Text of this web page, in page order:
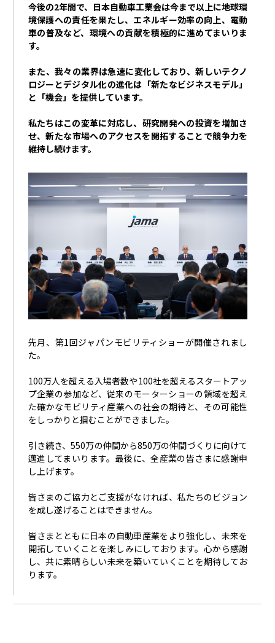
今後の2年間で、日本自動車工業会は今まで以上に地球環
境保護への責任を果たし、エネルギー効率の向上、電動
車の普及など、環境への貢献を積極的に進めてまいりま
す。
また、我々の業界は急速に変化しており、新しいテクノ
ロジーとデジタル化の進化は「新たなビジネスモデル」
と「機会」を提供しています。
私たちはこの変革に対応し、研究開発への投資を増加さ
せ、新たな市場へのアクセスを開拓することで競争力を
維持し続けます。
先月、第1回ジャパンモビリティショーが開催されまし
た。
100万人を超える入場者数や100社を超えるスタートアッ
プ企業の参加など、従来のモーターショーの領域を超え
た確かなモビリティ産業への社会の期待と、その可能性
をしっかりと掴むことができました。
引き続き、550万の仲間から850万の仲間づくりに向けて
邁進してまいります。最後に、全産業の皆さまに感謝申
し上げます。
皆さまのご協力とご支援がなければ、私たちのビジョン
を成し遂げることはできません。
皆さまとともに日本の自動車産業をより強化し、未来を
開拓していくことを楽しみにしております。心から感謝
し、共に素晴らしい未来を築いていくことを期待してお
ります。